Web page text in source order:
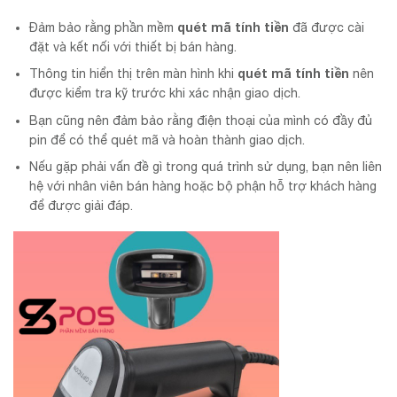
Đảm bảo rằng phần mềm quét mã tính tiền đã được cài
đặt và kết nối với thiết bị bán hàng.
Thông tin hiển thị trên màn hình khi quét mã tính tiền nên
được kiểm tra kỹ trước khi xác nhận giao dịch.
Bạn cũng nên đảm bảo rằng điện thoại của mình có đầy đủ
pin để có thể quét mã và hoàn thành giao dịch.
Nếu gặp phải vấn đề gì trong quá trình sử dụng, bạn nên liên
hệ với nhân viên bán hàng hoặc bộ phận hỗ trợ khách hàng
để được giải đáp.